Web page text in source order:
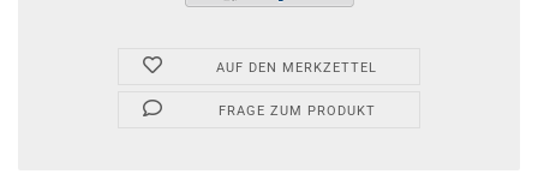
AUF DEN MERKZETTEL
FRAGE ZUM PRODUKT